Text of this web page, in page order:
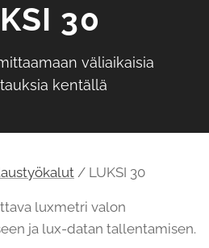
30
väliaikaisia
kentällä
/ LUKSI 30
luxmetri valon
ja lux-datan tallentamisen.